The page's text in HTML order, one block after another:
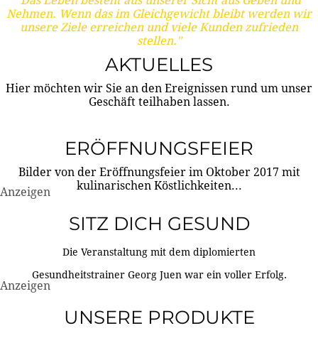
Nehmen. Wenn das im Gleichgewicht bleibt werden wir
unsere Ziele erreichen und viele Kunden zufrieden
stellen."
AKTUELLES
Hier möchten wir Sie an den Ereignissen rund um unser
Geschäft teilhaben lassen.
ERÖFFNUNGSFEIER
Bilder von der Eröffnungsfeier im Oktober 2017 mit
kulinarischen Köstlichkeiten...
Anzeigen
SITZ DICH GESUND
Die Veranstaltung mit dem diplomierten
Gesundheitstrainer Georg Juen war ein voller Erfolg.
Anzeigen
UNSERE PRODUKTE